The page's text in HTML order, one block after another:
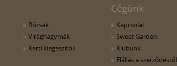
Rózsák
Virághagymák
Kerti kiegészítők
Cégünk
Kapcsolat
Sweet Garden
Klubunk
Elállás a szerződéstől